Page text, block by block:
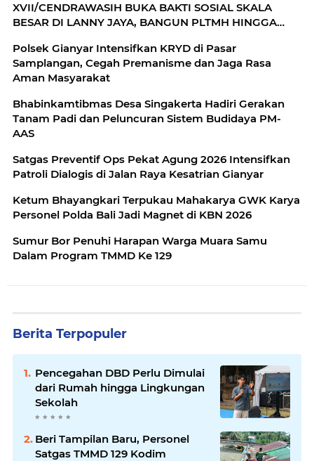
XVII/CENDRAWASIH BUKA BAKTI SOSIAL SKALA
BESAR DI LANNY JAYA, BANGUN PLTMH HINGGA
Polsek Gianyar Intensifkan KRYD di Pasar
Samplangan, Cegah Premanisme dan Jaga Rasa
Aman Masyarakat
Bhabinkamtibmas Desa Singakerta Hadiri Gerakan
Tanam Padi dan Peluncuran Sistem Budidaya PM-
AAS
Satgas Preventif Ops Pekat Agung 2026 Intensifkan
Patroli Dialogis di Jalan Raya Kesatrian Gianyar
Ketum Bhayangkari Terpukau Mahakarya GWK Karya
Personel Polda Bali Jadi Magnet di KBN 2026
Sumur Bor Penuhi Harapan Warga Muara Samu
Dalam Program TMMD Ke 129
Berita Terpopuler
Pencegahan DBD Perlu Dimulai
dari Rumah hingga Lingkungan
Sekolah
Beri Tampilan Baru, Personel
Satgas TMMD 129 Kodim